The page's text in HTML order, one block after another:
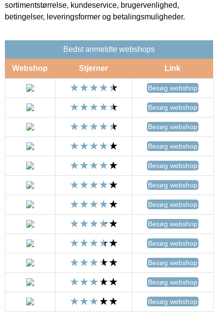
sortimentstørrelse, kundeservice, brugervenlighed,
betingelser, leveringsformer og betalingsmuligheder.
Bedst anmeldte webshops
Webshop Stjerner Link
Besøg webshop
Besøg webshop
Besøg webshop
Besøg webshop
Besøg webshop
Besøg webshop
Besøg webshop
Besøg webshop
Besøg webshop
Besøg webshop
Besøg webshop
Besøg webshop